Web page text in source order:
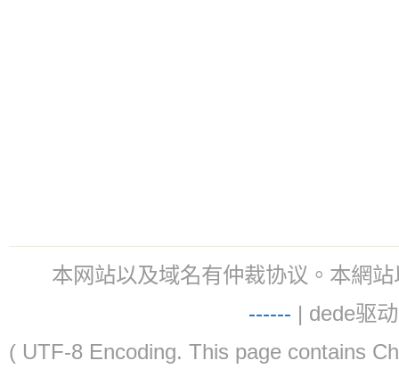
本网站以及域名有仲裁协议。本網
------ | dede驱
( UTF-8 Encoding. This page contains